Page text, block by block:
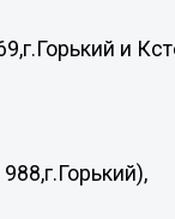
и